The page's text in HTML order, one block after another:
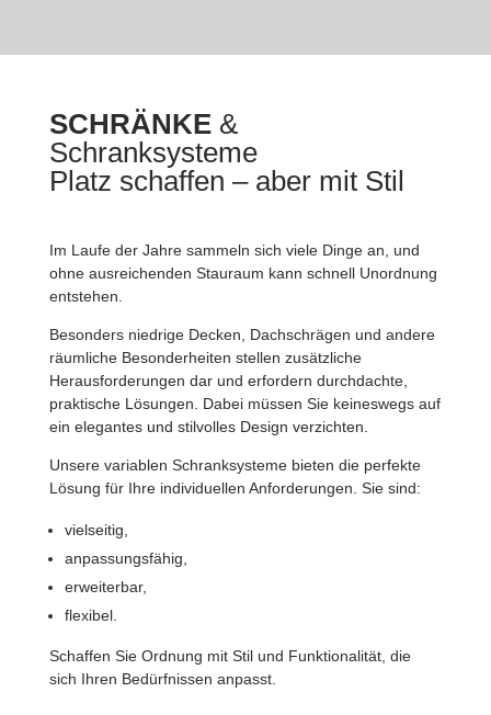
SCHRÄNKE &
Schranksysteme
Platz schaffen – aber mit Stil
Im Laufe der Jahre sammeln sich viele Dinge an, und
ohne ausreichenden Stauraum kann schnell Unordnung
entstehen.
Besonders niedrige Decken, Dachschrägen und andere
räumliche Besonderheiten stellen zusätzliche
Herausforderungen dar und erfordern durchdachte,
praktische Lösungen. Dabei müssen Sie keineswegs auf
ein elegantes und stilvolles Design verzichten.
Unsere variablen Schranksysteme bieten die perfekte
Lösung für Ihre individuellen Anforderungen. Sie sind:
vielseitig,
anpassungsfähig,
erweiterbar,
flexibel.
Schaffen Sie Ordnung mit Stil und Funktionalität, die
sich Ihren Bedürfnissen anpasst.